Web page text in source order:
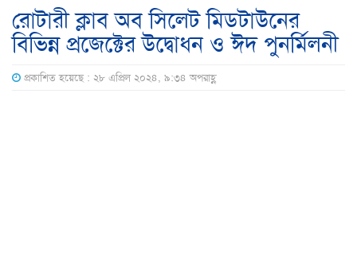
রোটারী ক্লাব অব সিলেট মিডটাউনের
বিভিন্ন প্রজেক্টের উদ্বোধন ও ঈদ পুনর্মিলনী
প্রকাশিত হয়েছে : ২৮ এপ্রিল ২০২৪, ৯:৩৪ অপরাহ্ণ